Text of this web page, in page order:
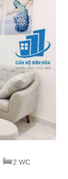
2 WC